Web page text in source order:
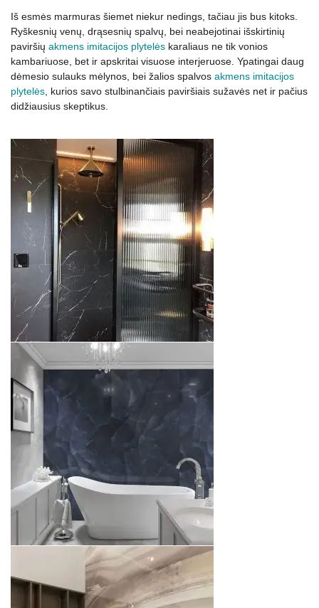
Iš esmės marmuras šiemet niekur nedings, tačiau jis bus kitoks.
Ryškesnių venų, drąsesnių spalvų, bei neabejotinai išskirtinių
paviršių akmens imitacijos plytelės karaliaus ne tik vonios
kambariuose, bet ir apskritai visuose interjeruose. Ypatingai daug
dėmesio sulauks mėlynos, bei žalios spalvos akmens imitacijos
plytelės , kurios savo stulbinančiais paviršiais sužavės net ir pačius
didžiausius skeptikus.